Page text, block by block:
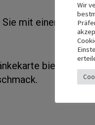
mit einer
bietet eine
Wir